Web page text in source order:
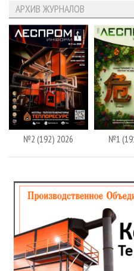
АРХИВ ЖУРНАЛОВ
№2 (192) 2026 №1